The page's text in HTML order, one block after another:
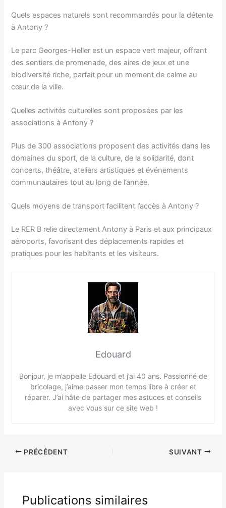
Quels espaces naturels sont recommandés pour la détente
à Antony ?
Le parc Georges-Heller est un espace vert majeur, offrant
des sentiers de promenade, des aires de jeux et une
biodiversité riche, parfait pour un moment de calme au
cœur de la ville.
Quelles activités culturelles sont proposées par les
associations à Antony ?
Plus de 300 associations proposent des activités dans les
domaines du sport, de la culture, de la solidarité, dont
concerts, théâtre, ateliers artistiques et événements
communautaires tout au long de l’année.
Quels moyens de transport facilitent l’accès à Antony ?
Le RER B relie directement Antony à Paris et aux principaux
aéroports, favorisant des déplacements rapides et
pratiques pour les habitants et les visiteurs.
Edouard
Bonjour, je m’appelle Edouard et j’ai 40 ans. Passionné de
bricolage, j’aime passer mon temps libre à créer et
réparer. J’ai hâte de partager mes astuces et conseils
avec vous sur ce site web !
PRÉCÉDENT SUIVANT
Publications similaires